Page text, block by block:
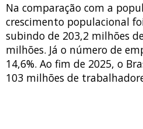
Na comparação com a
crescimento populacional
subindo de 203,2 milhões
milhões. Já o número de
14,6%. Ao fim de 2025, o
103 milhões de